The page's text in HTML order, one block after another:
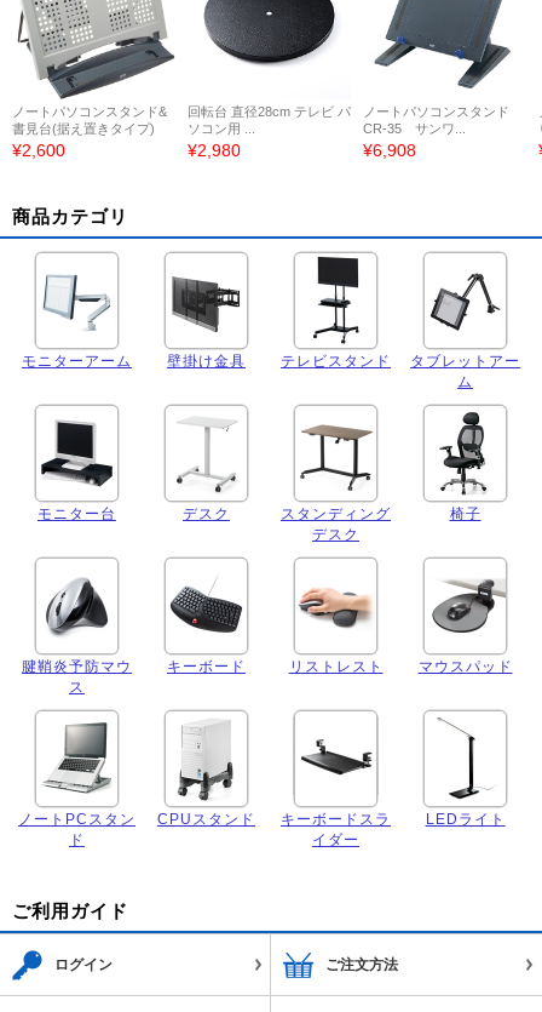
ノートパソコンスタンド&
書見台(据え置きタイプ)
¥2,600
回転台 直径28cm テレビ パ
ソコン用 ...
¥2,980
ノートパソコンスタンド
CR-35 サンワ...
¥6,908
商品カテゴリ
モニターアーム 壁掛け金具 テレビスタンド
タブレットアー
ム
モニター台 デスク
スタンディング
デスク
椅子
腱鞘炎予防マウ
ス
キーボード リストレスト マウスパッド
ノートPCスタン
ド
CPUスタンド
キーボードスラ
イダー
LEDライト
ご利用ガイド
ログイン ご注文方法